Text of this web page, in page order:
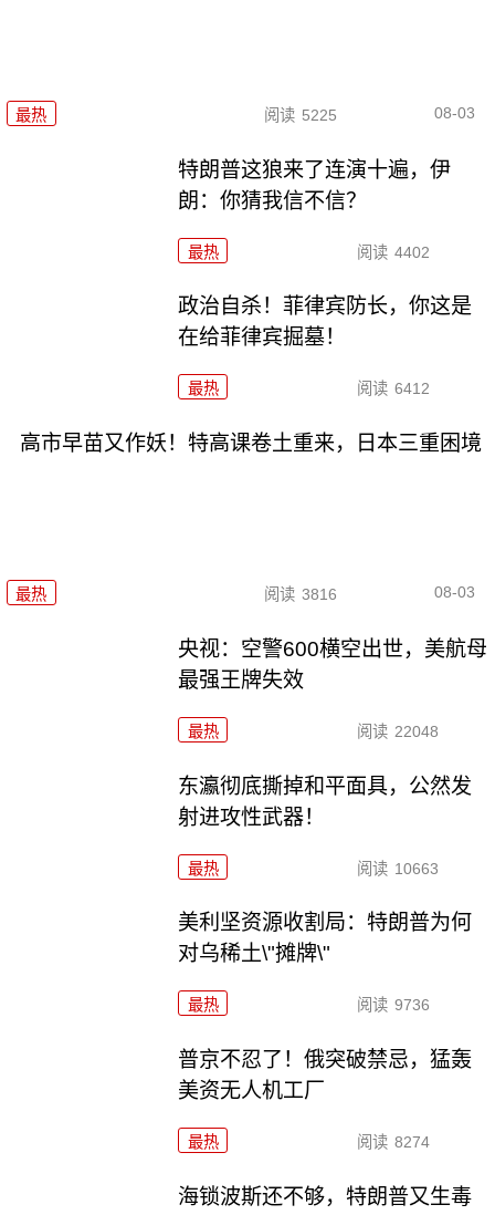
最热 阅读 5225 08-03
特朗普这狼来了连演十遍，伊
朗：你猜我信不信？
最热 阅读 4402
政治自杀！菲律宾防长，你这是
在给菲律宾掘墓！
最热 阅读 6412
高市早苗又作妖！特高课卷土重来，日本三重困境
最热 阅读 3816 08-03
央视：空警600横空出世，美航母
最强王牌失效
最热 阅读 22048
东瀛彻底撕掉和平面具，公然发
射进攻性武器！
最热 阅读 10663
美利坚资源收割局：特朗普为何
对乌稀土\"摊牌\"
最热 阅读 9736
普京不忍了！俄突破禁忌，猛轰
美资无人机工厂
最热 阅读 8274
海锁波斯还不够，特朗普又生毒